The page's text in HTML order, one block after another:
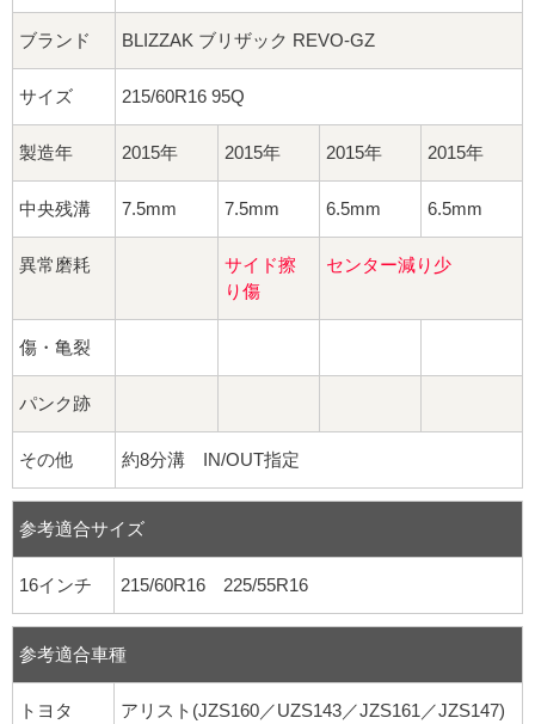
ショート袋ナット
スチール鉄ホイール
持ち込み交換工賃
ブランド BLIZZAK ブリザック REVO-GZ
サイズ 215/60R16 95Q
製造年 2015年 2015年 2015年 2015年
中央残溝 7.5mm 7.5mm 6.5mm 6.5mm
異常磨耗
サイド擦
り傷
センター減り少
傷・亀裂
パンク跡
その他 約8分溝 IN/OUT指定
参考適合サイズ
16インチ 215/60R16 225/55R16
参考適合車種
トヨタ アリスト(JZS160／UZS143／JZS161／JZS147)